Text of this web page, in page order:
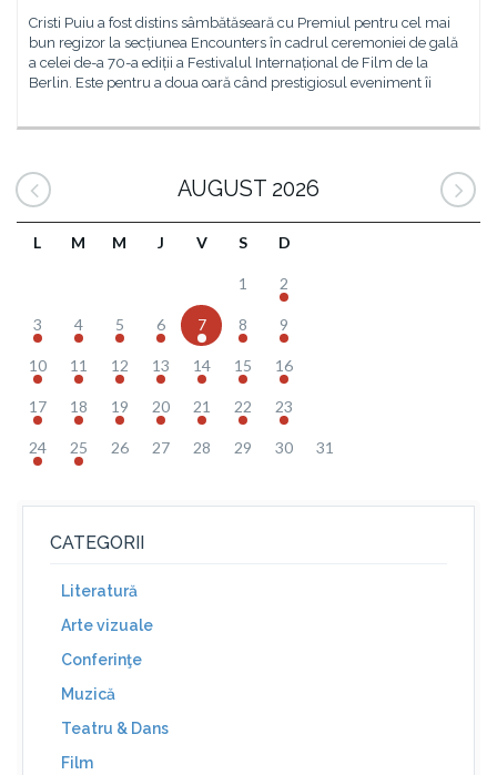
Cristi Puiu a fost distins sâmbătăseară cu Premiul pentru cel mai
bun regizor la secțiunea Encounters în cadrul ceremoniei de gală
a celei de-a 70-a ediții a Festivalul Internațional de Film de la
Berlin. Este pentru a doua oară când prestigiosul eveniment îi
AUGUST 2026
L M M J V S D
1 2
3 4 5 6 7 8 9
10 11 12 13 14 15 16
17 18 19 20 21 22 23
24 25 26 27 28 29 30 31
CATEGORII
Literatură
Arte vizuale
Conferinţe
Muzică
Teatru & Dans
Film